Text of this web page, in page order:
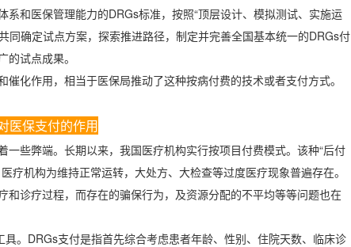
系和医保管理能力的DRGs标准，按照“顶层设计、模拟测试、实施运
同确定试点方案，探索推进路径，制定并完善全国基本统一的DRGs付
试点成果。
化作用，相当于医保局推动了这种按病付费的技术或者支付方式。
医保支付的作用
些弊端。长期以来，我国医疗机构实行按项目付费模式。该种“后付
疗机构为维持正常运转，大处方、大检查等过度医疗现象普遍存在。
诊疗过程，而存在的骗保行为，及资源分配的不平均等等问题也在
。 DRGs支付是指首先综合考虑患者年龄、性别、住院天数、临床诊